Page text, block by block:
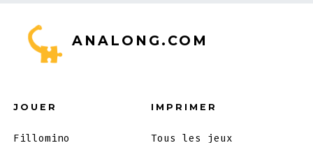
ANALONG.COM
JOUER
Fillomino
IMPRIMER
Tous les jeux